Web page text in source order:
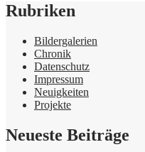
Rubriken
Bildergalerien
Chronik
Datenschutz
Impressum
Neuigkeiten
Projekte
Neueste Beiträge